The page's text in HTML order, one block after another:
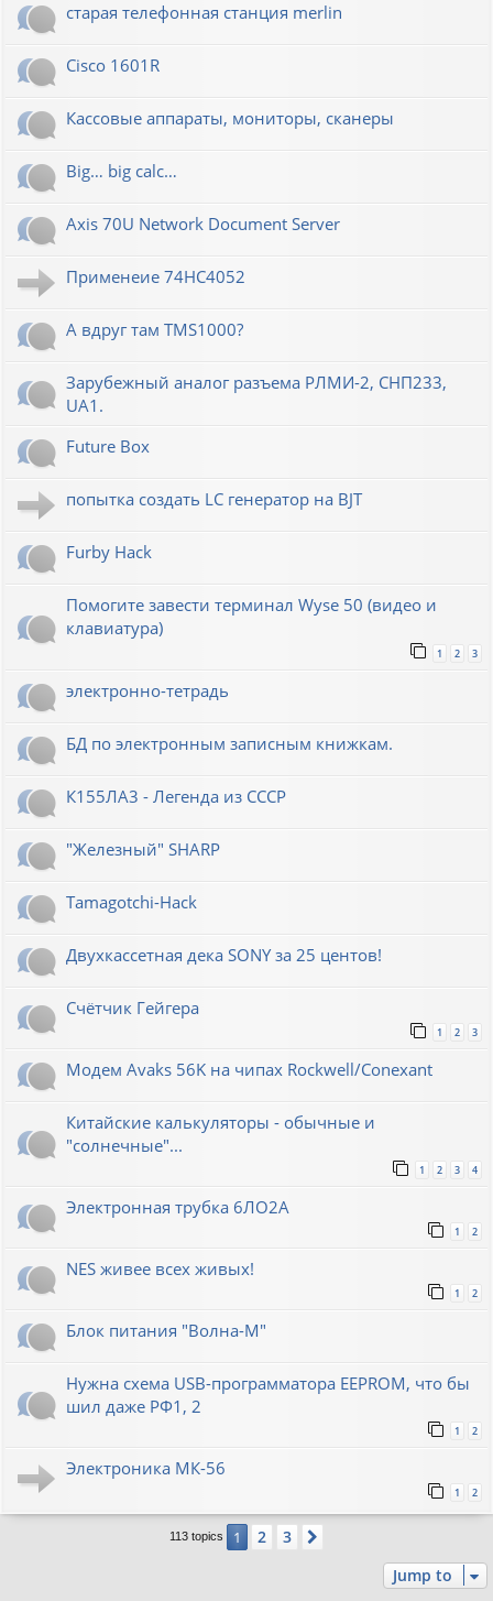
старая телефонная станция merlin
Cisco 1601R
Кассовые аппараты, мониторы, сканеры
Big… big calc…
Axis 70U Network Document Server
Применеие 74HC4052
А вдруг там TMS1000?
Зарубежный аналог разъема РЛМИ-2, СНП233,
UA1.
Future Box
попытка создать LC генератор на BJT
Furby Hack
Помогите завести терминал Wyse 50 (видео и
клавиатура)
1 2 3
электронно-тетрадь
БД по электронным записным книжкам.
К155ЛА3 - Легенда из СССР
"Железный" SHARP
Tamagotchi-Hack
Двухкассетная дека SONY за 25 центов!
Счётчик Гейгера
1 2 3
Модем Avaks 56K на чипах Rockwell/Conexant
Китайские калькуляторы - обычные и
"солнечные"...
1 2 3 4
Электронная трубка 6ЛО2А
1 2
NES живее всех живых!
1 2
Блок питания "Волна-М"
Нужна схема USB-программатора EEPROM, что бы
шил даже РФ1, 2
1 2
Электроника МК-56
1 2
113 topics 1 2 3
Jump to